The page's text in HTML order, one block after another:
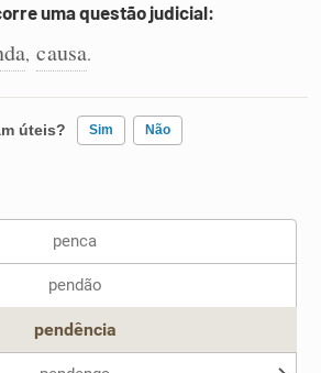
uma questão judicial:
, causa.
úteis? Sim Não
apresentados me ajudou
penca
pendão
pendência